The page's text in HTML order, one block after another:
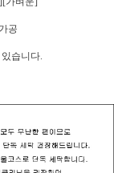
공
습니다.